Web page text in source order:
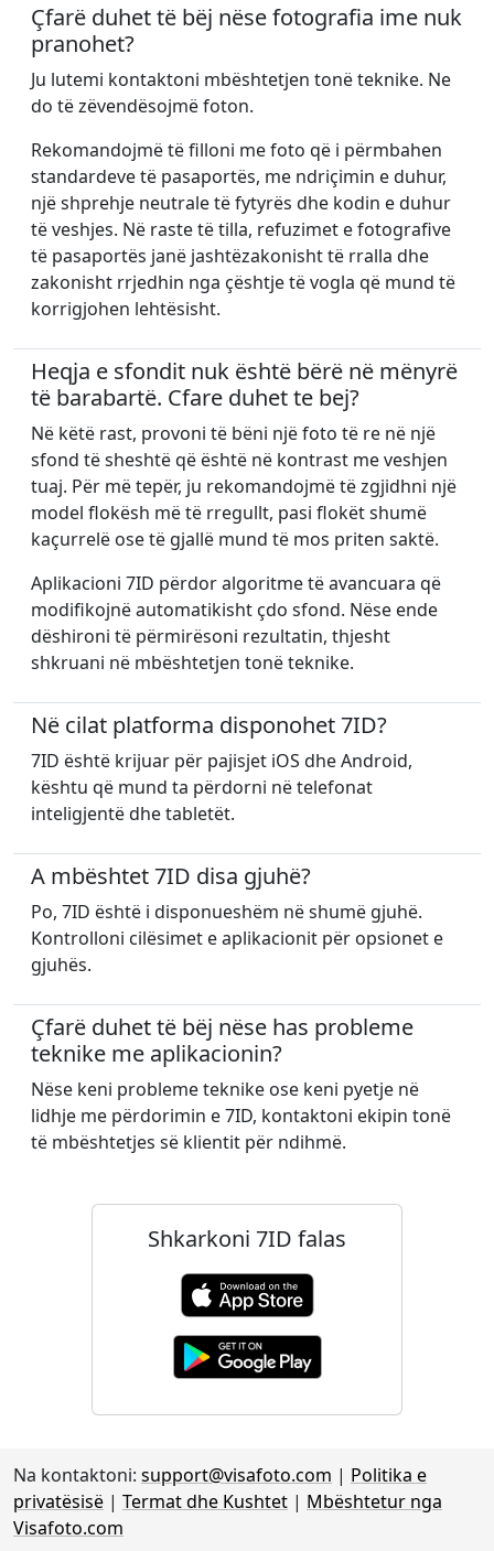
Çfarë duhet të bëj nëse fotografia ime nuk
pranohet?
Ju lutemi kontaktoni mbështetjen tonë teknike. Ne
do të zëvendësojmë foton.
Rekomandojmë të filloni me foto që i përmbahen
standardeve të pasaportës, me ndriçimin e duhur,
një shprehje neutrale të fytyrës dhe kodin e duhur
të veshjes. Në raste të tilla, refuzimet e fotografive
të pasaportës janë jashtëzakonisht të rralla dhe
zakonisht rrjedhin nga çështje të vogla që mund të
korrigjohen lehtësisht.
Heqja e sfondit nuk është bërë në mënyrë
të barabartë. Cfare duhet te bej?
Në këtë rast, provoni të bëni një foto të re në një
sfond të sheshtë që është në kontrast me veshjen
tuaj. Për më tepër, ju rekomandojmë të zgjidhni një
model flokësh më të rregullt, pasi flokët shumë
kaçurrelë ose të gjallë mund të mos priten saktë.
Aplikacioni 7ID përdor algoritme të avancuara që
modifikojnë automatikisht çdo sfond. Nëse ende
dëshironi të përmirësoni rezultatin, thjesht
shkruani në mbështetjen tonë teknike.
Në cilat platforma disponohet 7ID?
7ID është krijuar për pajisjet iOS dhe Android,
kështu që mund ta përdorni në telefonat
inteligjentë dhe tabletët.
A mbështet 7ID disa gjuhë?
Po, 7ID është i disponueshëm në shumë gjuhë.
Kontrolloni cilësimet e aplikacionit për opsionet e
gjuhës.
Çfarë duhet të bëj nëse has probleme
teknike me aplikacionin?
Nëse keni probleme teknike ose keni pyetje në
lidhje me përdorimin e 7ID, kontaktoni ekipin tonë
të mbështetjes së klientit për ndihmë.
Shkarkoni 7ID falas
Na kontaktoni: support@visafoto.com | Politika e
privatësisë | Termat dhe Kushtet | Mbështetur nga
Visafoto.com